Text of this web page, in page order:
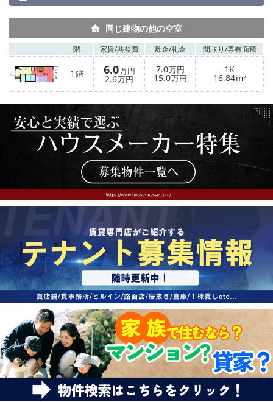
同じ建物の他の空室
階 家賃/共益費 敷金/礼金 間取り/専有面積
1 階 6.0万円
2.6万円
7.0万円
15.0万円
1K
16.84m²